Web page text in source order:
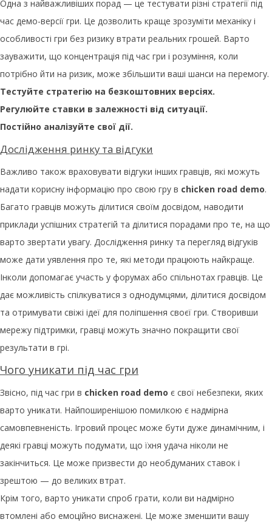
Одна з найважливіших порад — це тестувати різні стратегії під
час демо-версії гри. Це дозволить краще зрозуміти механіку і
особливості гри без ризику втрати реальних грошей. Варто
зауважити, що концентрація під час гри і розуміння, коли
потрібно йти на ризик, може збільшити ваші шанси на перемогу.
Тестуйте стратегію на безкоштовних версіях.
Регулюйте ставки в залежності від ситуації.
Постійно аналізуйте свої дії.
Дослідження ринку та відгуки
Важливо також враховувати відгуки інших гравців, які можуть
надати корисну інформацію про свою гру в chicken road demo.
Багато гравців можуть ділитися своїм досвідом, наводити
приклади успішних стратегій та ділитися порадами про те, на що
варто звертати увагу. Дослідження ринку та перегляд відгуків
може дати уявлення про те, які методи працюють найкраще.
Інколи допомагає участь у форумах або спільнотах гравців. Це
дає можливість спілкуватися з однодумцями, ділитися досвідом
та отримувати свіжі ідеї для поліпшення своєї гри. Створивши
мережу підтримки, гравці можуть значно покращити свої
результати в грі.
Чого уникати під час гри
Звісно, під час гри в chicken road demo є свої небезпеки, яких
варто уникати. Найпоширенішою помилкою є надмірна
самовпевненість. Ігровий процес може бути дуже динамічним, і
деякі гравці можуть подумати, що їхня удача ніколи не
закінчиться. Це може призвести до необдуманих ставок і
зрештою — до великих втрат.
Крім того, варто уникати спроб грати, коли ви надмірно
втомлені або емоційно виснажені. Це може зменшити вашу